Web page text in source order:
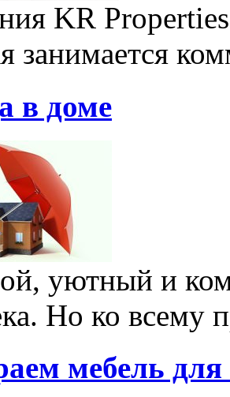
KR
занимается
в доме
уютный и
Но ко всему
мебель